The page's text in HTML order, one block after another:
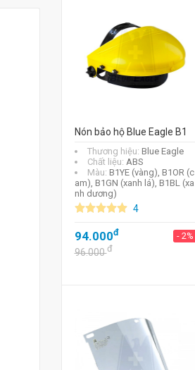
Nón bảo hộ Blue Eagle B1
Thương hiệu: Blue Eagle
Chất liệu: ABS
Màu: B1YE (vàng), B1OR (c
am), B1GN (xanh lá), B1BL (xa
nh dương)
4
94.000đ - 2%
96.000đ